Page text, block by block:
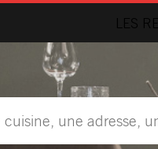
LES